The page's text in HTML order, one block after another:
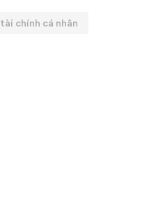
tài chính cá nhân